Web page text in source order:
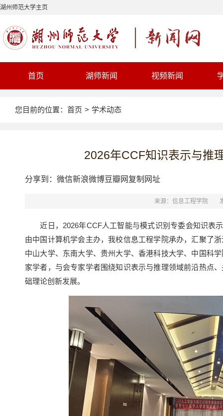
湖州师范大学主页
首页 湖师新闻 视频新闻
您目前的位置： 首页 > 学术动态
2026年CCF知识表示与推
分享到： 微信新浪微博豆瓣网 复制网址
来源：信息工程学院
近日，2026年CCF人工智能与模式识别专委会知识表
由中国计算机学会主办，我校信息工程学院承办，汇聚了
中山大学、东南大学、贵州大学、香港科技大学、中国科
家学者，与会专家学者围绕知识表示与推理领域前沿热点
础理论创新发展。